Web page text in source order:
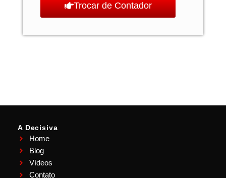
Trocar de Contador
A Decisiva
Home
Blog
Vídeos
Contato